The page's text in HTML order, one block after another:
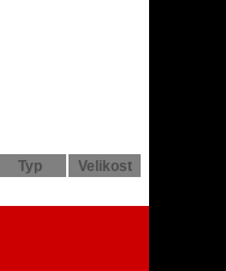
Typ Velikost